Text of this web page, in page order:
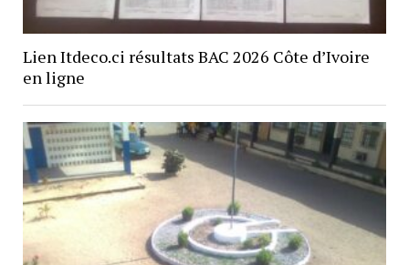
Lien Itdeco.ci résultats BAC 2026 Côte d’Ivoire
en ligne